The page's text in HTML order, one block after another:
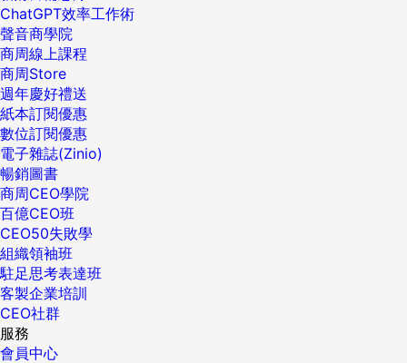
ChatGPT效率工作術
聲音商學院
商周線上課程
商周Store
週年慶好禮送
紙本訂閱優惠
數位訂閱優惠
電子雜誌(Zinio)
暢銷圖書
商周CEO學院
百億CEO班
CEO50失敗學
組織領袖班
駐足思考表達班
客製企業培訓
CEO社群
服務
會員中心